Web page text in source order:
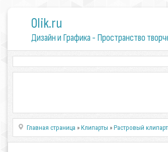
0lik.ru
Дизайн и Графика - Пространство
Главная страница »Клипарты »Растровый клипарт